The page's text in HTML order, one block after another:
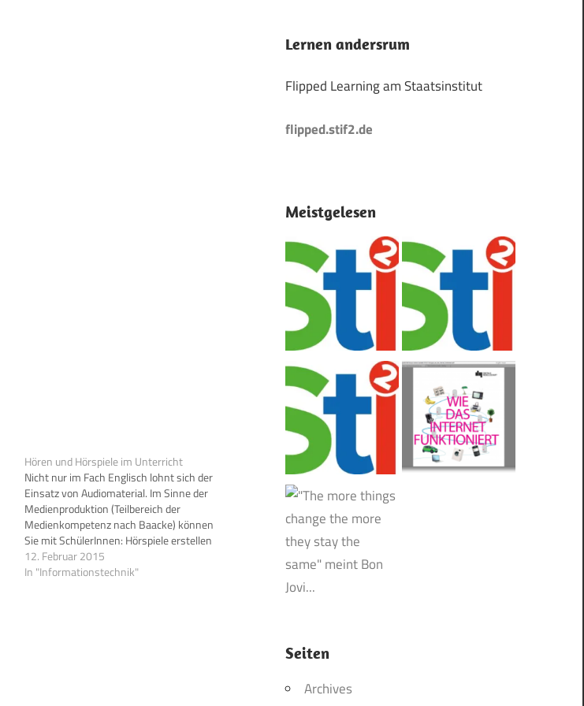
Hören und Hörspiele im Unterricht
Nicht nur im Fach Englisch lohnt sich der
Einsatz von Audiomaterial. Im Sinne der
Medienproduktion (Teilbereich der
Medienkompetenz nach Baacke) können
Sie mit SchülerInnen: Hörspiele erstellen
Hörquiz produzieren Interviews
aufnehmen ein Schulradio produzieren
12. Februar 2015
In "Informationstechnik"
Lernen andersrum
Flipped Learning am Staatsinstitut
flipped.stif2.de
Meistgelesen
Seiten
Archives